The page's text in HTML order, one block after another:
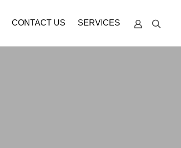
CONTACT US SERVICES